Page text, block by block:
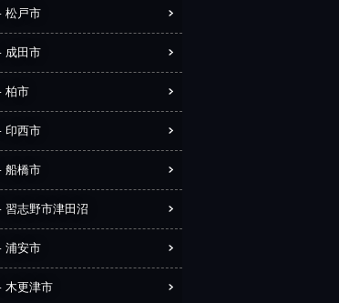
松戸市
成田市
柏市
印西市
船橋市
習志野市津田沼
浦安市
木更津市